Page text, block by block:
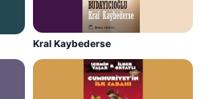
Kral Kaybederse